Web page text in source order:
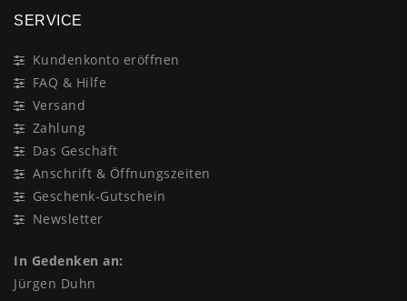
SERVICE
Kundenkonto eröffnen
FAQ & Hilfe
Versand
Zahlung
Das Geschäft
Anschrift & Öffnungszeiten
Geschenk-Gutschein
Newsletter
In Gedenken an:
Jürgen Duhn